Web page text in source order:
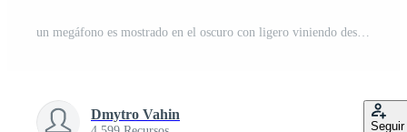
Dmytro Vahin
Seguir